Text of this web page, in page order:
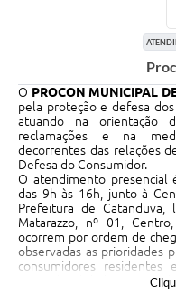
Galeria de Fotos
Ouvidoria
Arquivos para Download
Carta de Serviços
Notícias
O PROCON MUNICIPAL
pela proteção e defesa
atuando na orientação
reclamações e na
decorrentes das relações
Defesa do Consumidor.
O atendimento presencial
das 9h às 16h, junto à
Prefeitura de Catanduva,
Matarazzo, nº 01,
ocorrem por ordem de
observadas as prioridades
consumidores residentes
outras localidades que
serviços em